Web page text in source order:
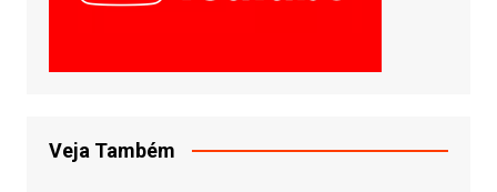
Veja Também